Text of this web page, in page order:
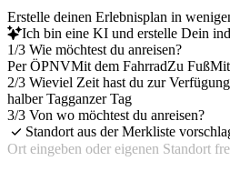
Erstelle deinen Erlebnisplan in
Ich bin eine KI und erstelle Dein
1/3 Wie möchtest du anreisen?
Per ÖPNVMit dem FahrradZu Fuß
2/3 Wieviel Zeit hast du zur
halber Tagganzer Tag
3/3 Von wo möchtest du anreisen?
Standort aus der Merkliste